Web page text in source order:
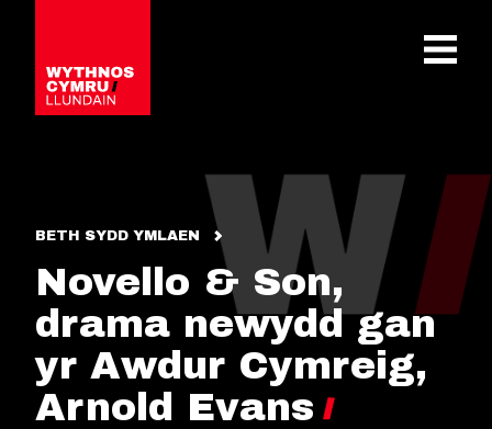
OPEN
BETH SYDD YMLAEN
Novello & Son,
drama newydd gan
yr Awdur Cymreig,
Arnold Evans